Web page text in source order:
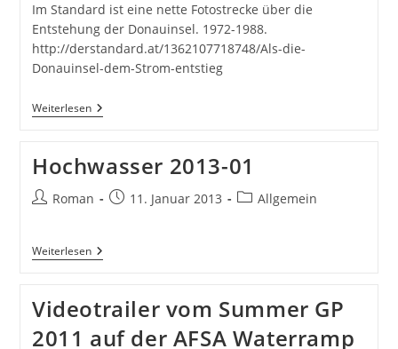
Im Standard ist eine nette Fotostrecke über die
Entstehung der Donauinsel. 1972-1988.
http://derstandard.at/1362107718748/Als-die-
Donauinsel-dem-Strom-entstieg
WeiterlesenEntstehung
Der
Hochwasser 2013-01
Beitrags-
Roman
Beitrag11. Januar 2013
Beitrags-
Allgemein
WeiterlesenHochwasser
2013-
Videotrailer vom Summer GP
2011 auf der AFSA Waterramp